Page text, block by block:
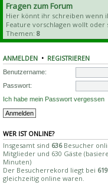
Fragen zum Forum
Hier könnt ihr schreiben wenn
Feature vorschlagen wollt oder
Themen: 8
ANMELDEN • REGISTRIEREN
Benutzername:
Passwort:
Ich habe mein Passwort vergessen
WER IST ONLINE?
Insgesamt sind 636Besucher
Mitglieder und 630 Gäste
Minuten)
Der Besucherrekord liegt bei
gleichzeitig online waren.